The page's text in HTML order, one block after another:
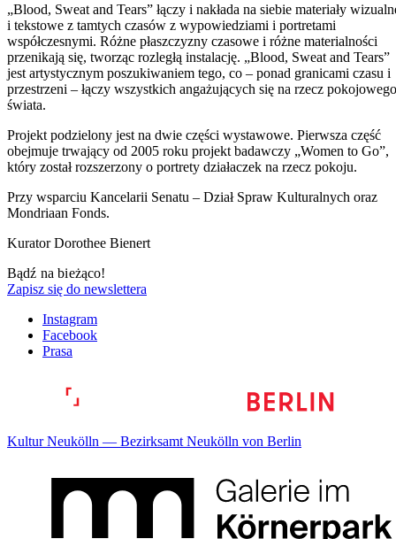
„Blood, Sweat and Tears” łączy i nakłada na siebie materiały
i tekstowe z tamtych czasów z wypowiedziami i portretami
współczesnymi. Różne płaszczyzny czasowe i różne materialności
przenikają się, tworząc rozległą instalację. „Blood, Sweat and Tears”
jest artystycznym poszukiwaniem tego, co – ponad granicami czasu i
przestrzeni – łączy wszystkich angażujących się na rzecz pokojowego
świata.
Projekt podzielony jest na dwie części wystawowe. Pierwsza część
obejmuje trwający od 2005 roku projekt badawczy „Women to Go”,
który został rozszerzony o portrety działaczek na rzecz pokoju.
Przy wsparciu Kancelarii Senatu – Dział Spraw Kulturalnych oraz
Mondriaan Fonds.
Kurator Dorothee Bienert
Bądź na bieżąco!
Zapisz się do newslettera
Instagram
Facebook
Prasa
Kultur Neukölln — Bezirksamt Neukölln von Berlin